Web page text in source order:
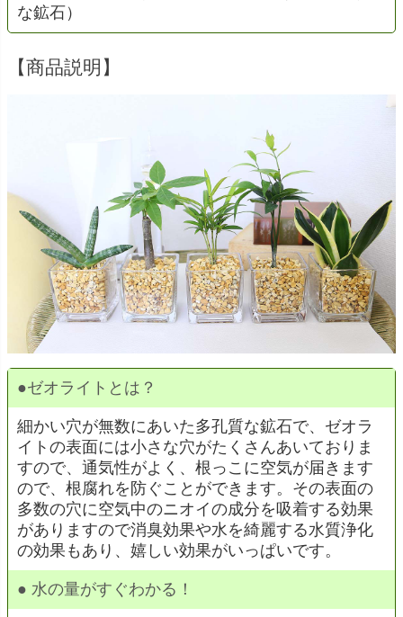
な鉱石）
【商品説明】
●ゼオライトとは？
細かい穴が無数にあいた多孔質な鉱石で、ゼオラ
イトの表面には小さな穴がたくさんあいておりま
すので、通気性がよく、根っこに空気が届きます
ので、根腐れを防ぐことができます。その表面の
多数の穴に空気中のニオイの成分を吸着する効果
がありますので消臭効果や水を綺麗する水質浄化
の効果もあり、嬉しい効果がいっぱいです。
● 水の量がすぐわかる！